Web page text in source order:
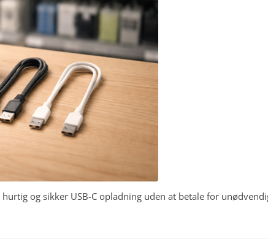
og sikker USB-C opladning uden at betale for